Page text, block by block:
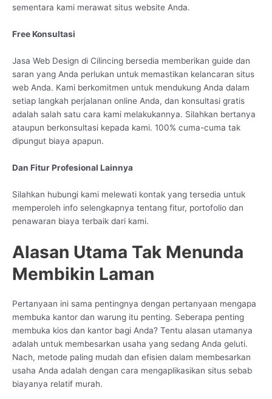
sementara kami merawat situs website Anda.
Free Konsultasi
Jasa Web Design di Cilincing bersedia memberikan guide dan
saran yang Anda perlukan untuk memastikan kelancaran situs
web Anda. Kami berkomitmen untuk mendukung Anda dalam
setiap langkah perjalanan online Anda, dan konsultasi gratis
adalah salah satu cara kami melakukannya. Silahkan bertanya
ataupun berkonsultasi kepada kami. 100% cuma-cuma tak
dipungut biaya apapun.
Dan Fitur Profesional Lainnya
Silahkan hubungi kami melewati kontak yang tersedia untuk
memperoleh info selengkapnya tentang fitur, portofolio dan
penawaran biaya terbaik dari kami.
Alasan Utama Tak Menunda
Membikin Laman
Pertanyaan ini sama pentingnya dengan pertanyaan mengapa
membuka kantor dan warung itu penting. Seberapa penting
membuka kios dan kantor bagi Anda? Tentu alasan utamanya
adalah untuk membesarkan usaha yang sedang Anda geluti.
Nach, metode paling mudah dan efisien dalam membesarkan
usaha Anda adalah dengan cara mengaplikasikan situs sebab
biayanya relatif murah.